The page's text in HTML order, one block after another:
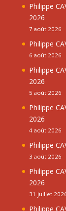
Philippe
2026
7 août 2026
Philippe
6 août 2026
Philippe
2026
5 août 2026
Philippe
2026
4 août 2026
Philippe
3 août 2026
Philippe
2026
31 juillet
Philippe